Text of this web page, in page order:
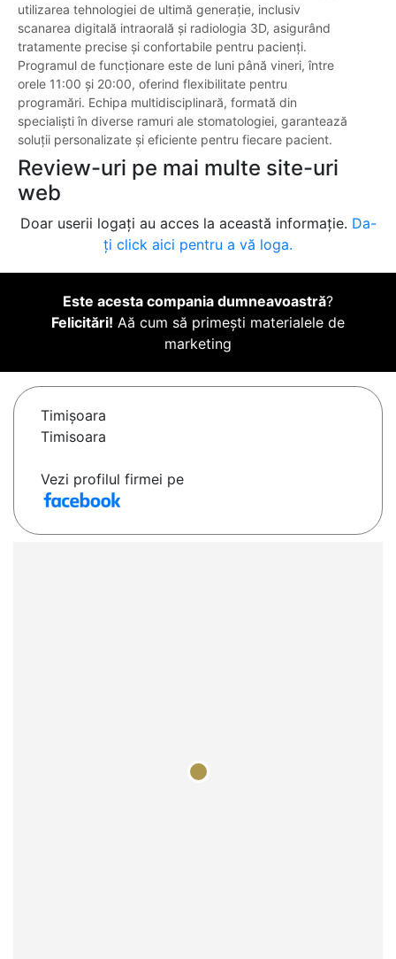
utilizarea tehnologiei de ultimă generație, inclusiv
scanarea digitală intraorală și radiologia 3D, asigurând
tratamente precise și confortabile pentru pacienți.
Programul de funcționare este de luni până vineri, între
orele 11:00 și 20:00, oferind flexibilitate pentru
programări. Echipa multidisciplinară, formată din
specialiști în diverse ramuri ale stomatologiei, garantează
soluții personalizate și eficiente pentru fiecare pacient.
Review-uri pe mai multe site-uri
web
Doar userii logați au acces la această informație. Da-
ți click aici pentru a vă loga.
Este acesta compania dumneavoastră?
Felicitări! Aă cum să primești materialele de
marketing
Timişoara
Timisoara
Vezi profilul firmei pe